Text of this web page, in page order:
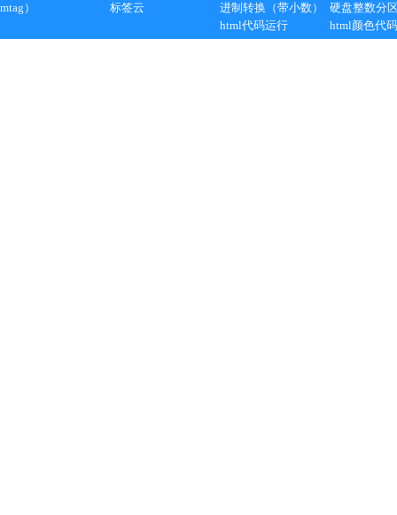
mtag）
标签云
进制转换（带小数）
html代码运行
硬盘整数分
html颜色代码